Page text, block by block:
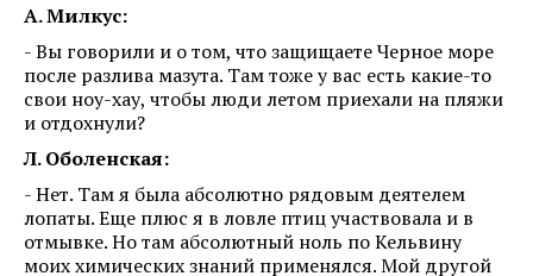
А. Милкус:
- Вы говорили и о том, что защищаете Черное море
после разлива мазута. Там тоже у вас есть какие-то
свои ноу-хау, чтобы люди летом приехали на пляжи
и отдохнули?
Л. Оболенская:
- Нет. Там я была абсолютно рядовым деятелем
лопаты. Еще плюс я в ловле птиц участвовала и в
отмывке. Но там абсолютный ноль по Кельвину
моих химических знаний применялся. Мой другой